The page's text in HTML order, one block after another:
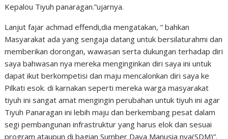
Kepalou Tiyuh panaragan.”ujarnya.
Lanjut fajar achmad effendi,dia mengatakan, “ bahkan
Masyarakat ada yang sengaja datang untuk bersilaturahmi dan
memberikan dorongan, wawasan serta dukungan terhadap diri
saya bahwasan nya mereka menginginkan diri saya ini untuk
dapat ikut berkompetisi dan maju mencalonkan diri saya ke
Pilkati esok. di karnakan seperti mereka warga masyarakat
tiyuh ini sangat amat mengingin perubahan untuk tiyuh ini agar
Tiyuh Panaragan ini lebih maju dan berkembang pesat dalam
segi pembangunan infrastruktur yang harus elok dan sesuai
program ataupun di bagian Sumber Daya Manusia nya(SDM)”.